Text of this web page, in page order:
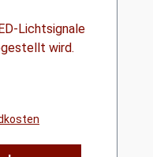
Lichtsignale
wird.